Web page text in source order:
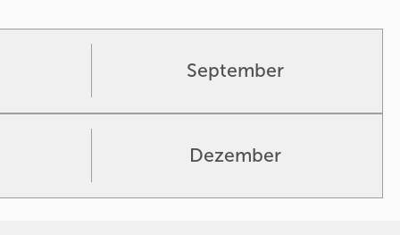
September
Dezember